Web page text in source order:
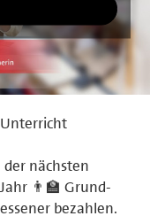
nächsten
👨‍🏫 Grund-
bezahlen.